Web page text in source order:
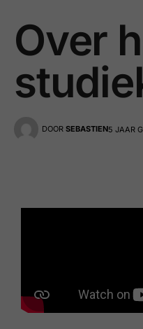
Over
DOOR SEBASTIEN5 JAAR